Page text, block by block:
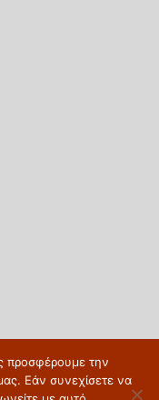
Rights Reserved
προσφέρουμε την
Εάν συνεχίσετε να